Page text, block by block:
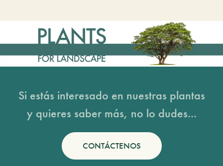
Si estás interesado en nuestras plantas
y quieres saber más, no lo dudes...
CONTÁCTENOS